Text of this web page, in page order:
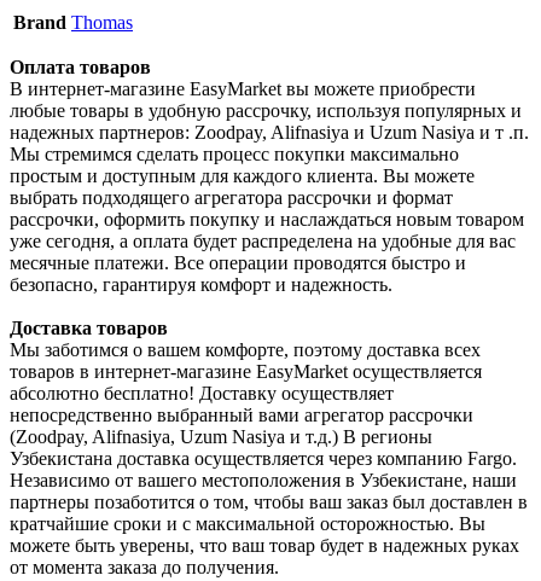
Brand Thomas
Оплата товаров
В интернет-магазине EasyMarket вы можете приобрести
любые товары в удобную рассрочку, используя популярных и
надежных партнеров: Zoodpay, Alifnasiya и Uzum Nasiya и т .п.
Мы стремимся сделать процесс покупки максимально
простым и доступным для каждого клиента. Вы можете
выбрать подходящего агрегатора рассрочки и формат
рассрочки, оформить покупку и наслаждаться новым товаром
уже сегодня, а оплата будет распределена на удобные для вас
месячные платежи. Все операции проводятся быстро и
безопасно, гарантируя комфорт и надежность.
Доставка товаров
Мы заботимся о вашем комфорте, поэтому доставка всех
товаров в интернет-магазине EasyMarket осуществляется
абсолютно бесплатно! Доставку осуществляет
непосредственно выбранный вами агрегатор рассрочки
(Zoodpay, Alifnasiya, Uzum Nasiya и т.д.) В регионы
Узбекистана доставка осуществляется через компанию Fargo.
Независимо от вашего местоположения в Узбекистане, наши
партнеры позаботится о том, чтобы ваш заказ был доставлен в
кратчайшие сроки и с максимальной осторожностью. Вы
можете быть уверены, что ваш товар будет в надежных руках
от момента заказа до получения.